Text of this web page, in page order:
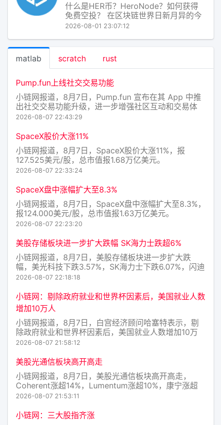
什么是HER币？HeroNode？如何获得
免费空投？ 在区块链世界日新月异的今
天，新项目层出不穷，而 HER币 与
生态体系。下面，我将用通俗的
2026-08-01 23:07:12
matlab scratch rust
Pump.fun上线社交交易功能
小链网报道，8月7日，Pump.fun 宣布在其 App 中推
出社交交易功能升级，进一步增强社区互动和交易体
验。此次更新包括：用户可创建代币提醒，向所有关注
行跨链无缝交易。
2026-08-07 22:43:29
SpaceX股价大涨11%
小链网报道，8月7日，SpaceX股价大涨11%，报
127.525美元/股，总市值报1.68万亿美元。
2026-08-07 22:33:24
SpaceX盘中涨幅扩大至8.3%
小链网报道，8月7日，SpaceX盘中涨幅扩大至8.3%，
报124.000美元/股，总市值报1.63万亿美元。
2026-08-07 22:23:20
美股存储板块进一步扩大跌幅 SK海力士跌超6%
小链网报道，8月7日，美股存储板块进一步扩大跌
幅，美光科技下跌3.57%，SK海力士下跌6.07%，闪迪
下跌5.21%，西部数据下跌5.86%，希捷科技下跌
2026-08-07 22:18:18
小链网：剔除政府就业和世界杯因素后，美国就业人数
增加10万人
小链网报道，8月7日，白宫经济顾问哈塞特表示，剔
除政府就业和世界杯因素后，美国就业人数增加10万
人。
2026-08-07 21:58:12
美股光通信板块高开高走
小链网报道，8月7日，美股光通信板块高开高走，
Coherent涨超14%，Lumentum涨超10%，康宁涨超
8%，迈威尔科技涨超5%。
2026-08-07 21:53:11
小链网：三大股指齐涨